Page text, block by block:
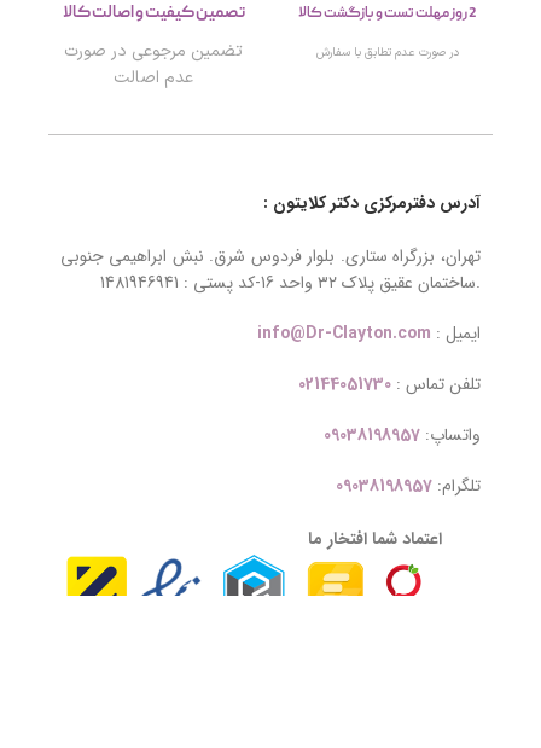
2 روز مهلت تست و بازگشت کالا
در صورت عدم تطابق با سفارش
تصمین کیفیت و اصالت کالا
تضمین مرجوعی در صورت
عدم اصالت
آدرس دفترمرکزی دکتر کلایتون :
تهران، بزرگراه ستاری. بلوار فردوس شرق. نبش ابراهیمی جنوبی
.ساختمان عقیق پلاک ۳۲ واحد 16-کد پستی : 1481946941
ایمیل : info@Dr-Clayton.com
تلفن تماس :02144051730
واتساپ:09038198957
تلگرام:09038198957
اعتماد شما افتخار ما